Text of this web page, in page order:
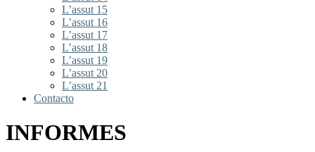
L’assut 15
L’assut 16
L’assut 17
L’assut 18
L’assut 19
L’assut 20
L’assut 21
Contacto
INFORMES